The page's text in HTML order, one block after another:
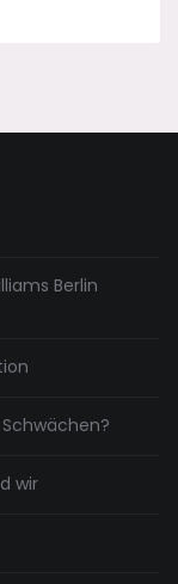
Berlin
wir